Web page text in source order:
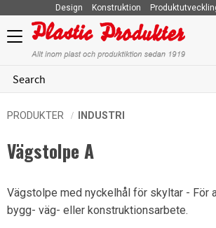
Menu
Konstruktion Produktutveckling
PRODUKTER INDUSTRI
Vägstolpe A
Vägstolpe med nyckelhål för skyltar - För
bygg- väg- eller konstruktionsarbete.